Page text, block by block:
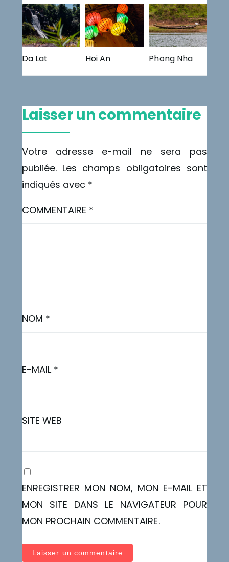
Da Lat Hoi An Phong Nha
Laisser un commentaire
Votre adresse e-mail ne sera pas
publiée. Les champs obligatoires sont
indiqués avec *
COMMENTAIRE *
NOM *
E-MAIL *
SITE WEB
ENREGISTRER MON NOM, MON E-MAIL ET
MON SITE DANS LE NAVIGATEUR POUR
MON PROCHAIN COMMENTAIRE.